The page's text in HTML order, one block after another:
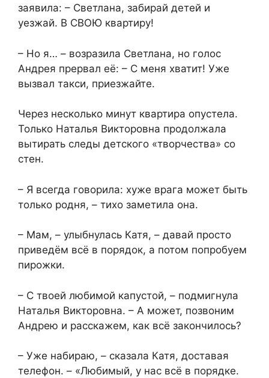
заявила: – Светлана, забирай детей и
уезжай. В СВОЮ квартиру!
– Но я… – возразила Светлана, но голос
Андрея прервал её: – С меня хватит! Уже
вызвал такси, приезжайте.
Через несколько минут квартира опустела.
Только Наталья Викторовна продолжала
вытирать следы детского «творчества» со
стен.
– Я всегда говорила: хуже врага может быть
только родня, – тихо заметила она.
– Мам, – улыбнулась Катя, – давай просто
приведём всё в порядок, а потом попробуем
пирожки.
– С твоей любимой капустой, – подмигнула
Наталья Викторовна. – А может, позвоним
Андрею и расскажем, как всё закончилось?
– Уже набираю, – сказала Катя, доставая
телефон. – «Любимый, у нас всё в порядке.